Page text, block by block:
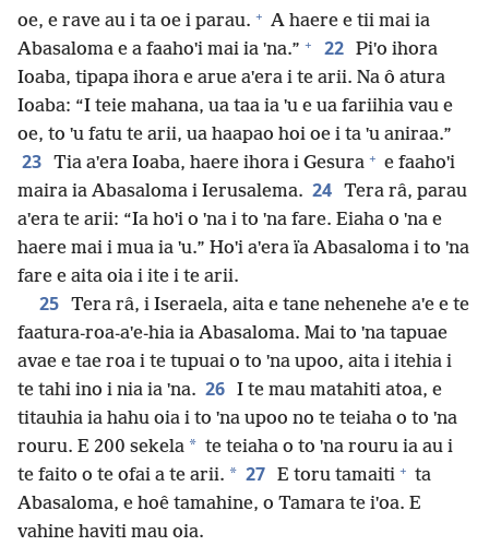
oe, e rave au i ta oe i parau. + A haere e tii mai ia
Abasaloma e a faahoˈi mai ia ˈna.” + 22 Piˈo ihora
Ioaba, tipapa ihora e arue aˈera i te arii. Na ô atura
Ioaba: “I teie mahana, ua taa ia ˈu e ua fariihia vau e
oe, to ˈu fatu te arii, ua haapao hoi oe i ta ˈu aniraa.”
23 Tia aˈera Ioaba, haere ihora i Gesura + e faahoˈi
maira ia Abasaloma i Ierusalema. 24 Tera râ, parau
aˈera te arii: “Ia hoˈi o ˈna i to ˈna fare. Eiaha o ˈna e
haere mai i mua ia ˈu.” Hoˈi aˈera ïa Abasaloma i to ˈna
fare e aita oia i ite i te arii.
25 Tera râ, i Iseraela, aita e tane nehenehe aˈe e te
faatura-roa-aˈe-hia ia Abasaloma. Mai to ˈna tapuae
avae e tae roa i te tupuai o to ˈna upoo, aita i itehia i
te tahi ino i nia ia ˈna. 26 I te mau matahiti atoa, e
titauhia ia hahu oia i to ˈna upoo no te teiaha o to ˈna
rouru. E 200 sekela * te teiaha o to ˈna rouru ia au i
te faito o te ofai a te arii. * 27 E toru tamaiti + ta
Abasaloma, e hoê tamahine, o Tamara te iˈoa. E
vahine haviti mau oia.